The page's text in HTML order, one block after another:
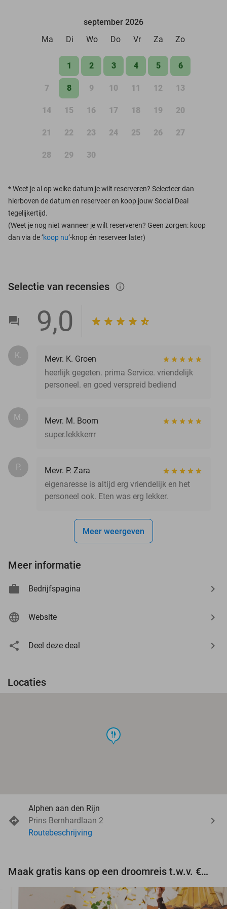
september 2026
Ma
Di Wo Do Vr Za Zo
1 2 3 4 5 6
7 8 9 10 11 12 13
14 15 16 17 18 19 20
21 22 23 24 25 26 27
28 29 30
*Weet je al op welke datum je wilt reserveren? Selecteer dan
hierboven de datum en reserveer en koop jouw Social Deal
tegelijkertijd.
(Weet je nog niet wanneer je wilt reserveren? Geen zorgen: koop
dan via de ‘koop nu’-knop én reserveer later)
Selectie van recensies info_outlined
9,0
K.
Mevr. K. Groen
heerlijk gegeten. prima Service. vriendelijk
personeel. en goed verspreid bediend
M.
Mevr. M. Boom
super.lekkkerrr
P.
Mevr. P. Zara
eigenaresse is altijd erg vriendelijk en het
personeel ook. Eten was erg lekker.
Meer weergeven
Meer informatie
Bedrijfspagina
Website
Deel deze deal
Locaties
food
Alphen aan den Rijn
Prins Bernhardlaan 2
Routebeschrijving
Maak gratis kans op een droomreis t.w.v. €3.000!